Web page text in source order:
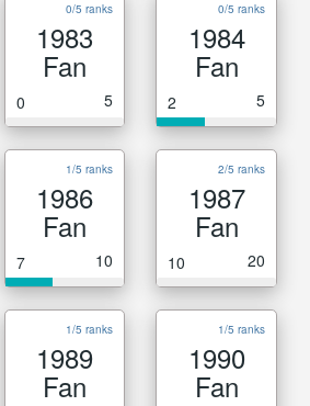
0/5 ranks
1983
Fan
0 5
0/5 ranks
1984
Fan
2 5
1/5 ranks
1986
Fan
7 10
2/5 ranks
1987
Fan
10 20
1/5 ranks
1989
Fan
1/5 ranks
1990
Fan